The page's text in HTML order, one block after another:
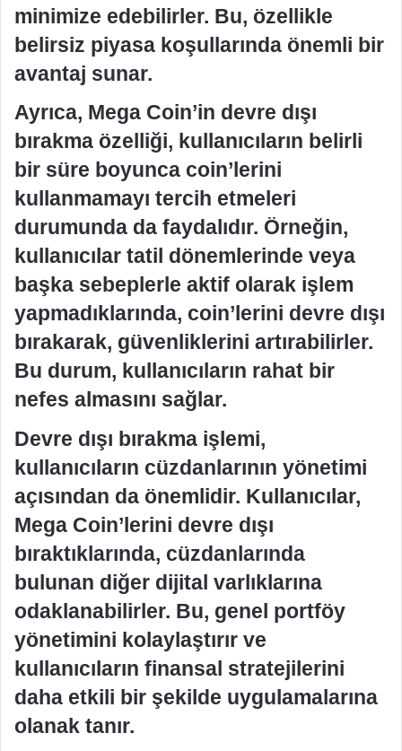
minimize edebilirler. Bu, özellikle
belirsiz piyasa koşullarında önemli bir
avantaj sunar.
Ayrıca, Mega Coin’in devre dışı
bırakma özelliği, kullanıcıların belirli
bir süre boyunca coin’lerini
kullanmamayı tercih etmeleri
durumunda da faydalıdır. Örneğin,
kullanıcılar tatil dönemlerinde veya
başka sebeplerle aktif olarak işlem
yapmadıklarında, coin’lerini devre dışı
bırakarak, güvenliklerini artırabilirler.
Bu durum, kullanıcıların rahat bir
nefes almasını sağlar.
Devre dışı bırakma işlemi,
kullanıcıların cüzdanlarının yönetimi
açısından da önemlidir. Kullanıcılar,
Mega Coin’lerini devre dışı
bıraktıklarında, cüzdanlarında
bulunan diğer dijital varlıklarına
odaklanabilirler. Bu, genel portföy
yönetimini kolaylaştırır ve
kullanıcıların finansal stratejilerini
daha etkili bir şekilde uygulamalarına
olanak tanır.